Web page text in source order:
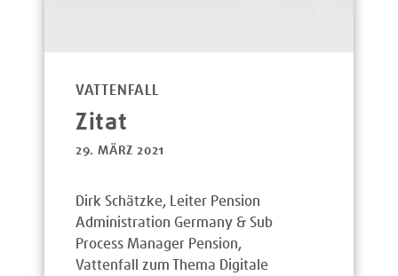
VATTENFALL
Zitat
29. MÄRZ 2021
Dirk Schätzke, Leiter Pension
Administration Germany & Sub
Process Manager Pension,
Vattenfall zum Thema Digitale